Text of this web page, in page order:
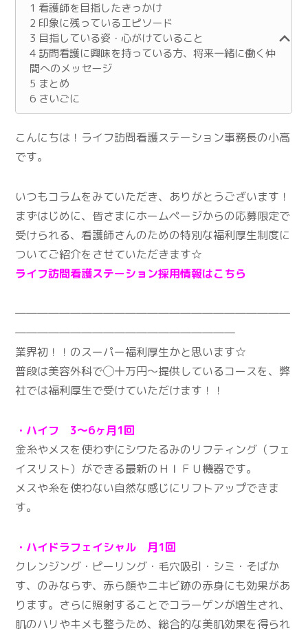
1 看護師を目指したきっかけ
2 印象に残っているエピソード
3 目指している姿・心がけていること
4 訪問看護に興味を持っている方、将来一緒に働く仲
間へのメッセージ
5 まとめ
6 さいごに
こんにちは！ライフ訪問看護ステーション事務長の小高
です。
いつもコラムをみていただき、ありがとうございます！
まずはじめに、皆さまにホームページからの応募限定で
受けられる、看護師さんのための特別な福利厚生制度に
ついてご紹介をさせていただきます☆
ライフ訪問看護ステーション採用情報はこちら
―――――――――――――――――――――――――
――――――――――――――――――――
業界初！！のスーパー福利厚生かと思います☆
普段は美容外科で◯十万円〜提供しているコースを、弊
社では福利厚生で受けていただけます！！
・ハイフ 3～6ヶ月1回
金糸やメスを使わずにシワたるみのリフティング（フェ
イスリスト）ができる最新のＨＩＦＵ機器です。
メスや糸を使わない自然な感じにリフトアップできま
す。
・ハイドラフェイシャル 月1回
クレンジング・ピーリング・毛穴吸引・シミ・そばか
す、のみならず、赤ら顔やニキビ跡の赤身にも効果があ
ります。さらに照射することでコラーゲンが増生され、
肌のハリやキメも整うため、総合的な美肌効果を得られ